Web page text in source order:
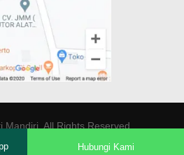
Mandiri. All Rights Reserved.
Hubungi Kami